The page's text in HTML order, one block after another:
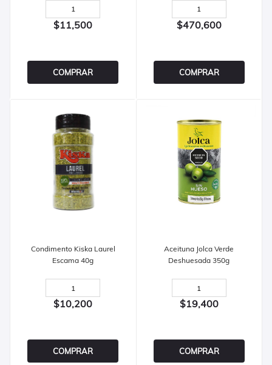
$11,500
COMPRAR
$470,600
COMPRAR
Condimento Kiska Laurel
Escama 40g
$10,200
COMPRAR
Aceituna Jolca Verde
Deshuesada 350g
$19,400
COMPRAR